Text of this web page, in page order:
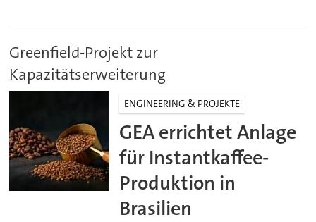
Greenfield-Projekt zur
Kapazitätserweiterung
ENGINEERING & PROJEKTE
GEA errichtet Anlage
für Instantkaffee-
Produktion in
Brasilien